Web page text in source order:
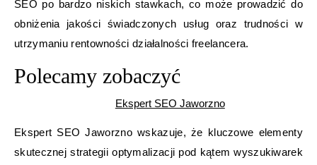
SEO po bardzo niskich stawkach, co może prowadzić do
obniżenia jakości świadczonych usług oraz trudności w
utrzymaniu rentowności działalności freelancera.
Polecamy zobaczyć
Ekspert SEO Jaworzno
Ekspert SEO Jaworzno wskazuje, że kluczowe elementy
skutecznej strategii optymalizacji pod kątem wyszukiwarek